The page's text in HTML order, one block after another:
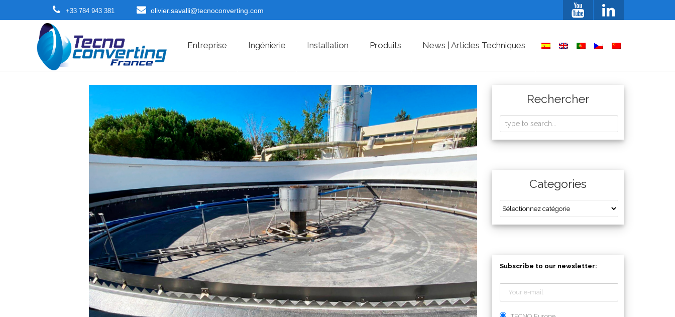
+33 784 943 381 olivier.savalli@tecnoconverting.com
Entreprise Ingénierie Installation Produits News | Articles Techniques
Rechercher
Categories
Subscribe to our newsletter: